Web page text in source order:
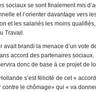
sociaux se sont finalement mis
et l’orienter davantage vers
et les salariés les moins
Travail.
avait brandi la menace d’un vote
accord des partenaires
donc de base à ce projet de
s’est félicité de cet «
contre le chômage» qui « va